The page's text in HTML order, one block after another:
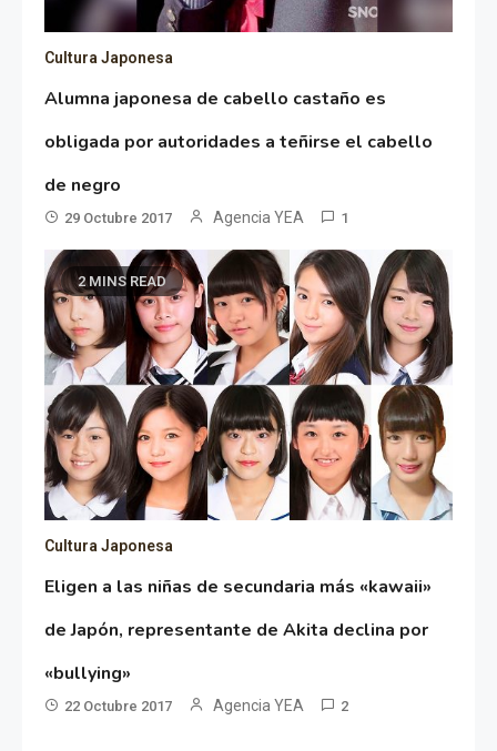
Cultura Japonesa
Alumna japonesa de cabello castaño es
obligada por autoridades a teñirse el cabello
de negro
29 Octubre 2017 Agencia YEA 1
2 MINS READ
Cultura Japonesa
Eligen a las niñas de secundaria más «kawaii»
de Japón, representante de Akita declina por
«bullying»
22 Octubre 2017 Agencia YEA 2